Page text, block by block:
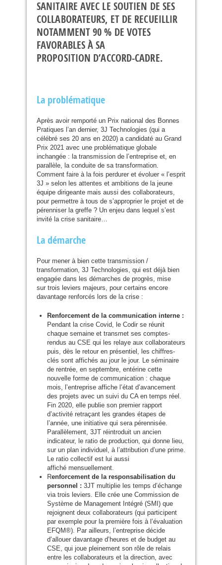
SANITAIRE AVEC LE SOUTIEN DE SES
COLLABORATEURS, ET DE RECUEILLIR
NOTAMMENT 90 % DE VOTES
FAVORABLES À SA
PROPOSITION D’ACCORD-CADRE.
La problématique
Après avoir remporté un Prix national des Bonnes
Pratiques l’an dernier, 3J Technologies (qui a
célébré ses 20 ans en 2020) a candidaté au Grand
Prix 2021 avec une problématique globale
inchangée : la transmission de l’entreprise et, en
parallèle, la conduite de sa transformation.
Comment faire à la fois perdurer et évoluer « l’esprit
3J » selon les attentes et ambitions de la jeune
équipe dirigeante mais aussi des collaborateurs,
pour permettre à tous de s’approprier le projet et de
pérenniser la greffe ? Un enjeu dans lequel s’est
invité la crise sanitaire…
La démarche
Pour mener à bien cette transmission /
transformation, 3J Technologies, qui est déjà bien
engagée dans les démarches de progrès, mise
sur trois leviers majeurs, pour certains encore
davantage renforcés lors de la crise :
Renforcement de la communication interne :
Pendant la crise Covid, le Codir se réunit
chaque semaine et transmet ses comptes-
rendus au CSE qui les relaye aux collaborateurs
puis, dès le retour en présentiel, les chiffres-
clés sont affichés au jour le jour. Le séminaire
de rentrée, en septembre, entérine cette
nouvelle forme de communication : chaque
mois, l’entreprise affiche l’état d’avancement
des projets avec un suivi du CAen temps réel.
Fin 2020, elle publie son premier rapport
d’activité retraçant les grandes étapes de
l’année, une initiative qui sera pérennisée.
Parallèlement, 3JTréintroduit un ancien
indicateur, le ratio de production, qui donne lieu,
sur un plan individuel, à l’attribution d’une prime.
Le ratio collectif est lui aussi
affiché mensuellement.
Renforcement de la responsabilisation du
personnel : 3JTmultiplie les temps d’échange
via trois leviers. Elle crée une Commission de
Système de Management Intégré (SMI ) que
rejoignent deux collaborateurs (qui participent
par exemple pour la première fois à l’évaluation
EFQM®). Par ailleurs, l’entreprise décide
d’allouer davantage d’heures et de budget au
CSE, qui joue pleinement son rôle de relais
entre les collaborateurs et la direction, avec